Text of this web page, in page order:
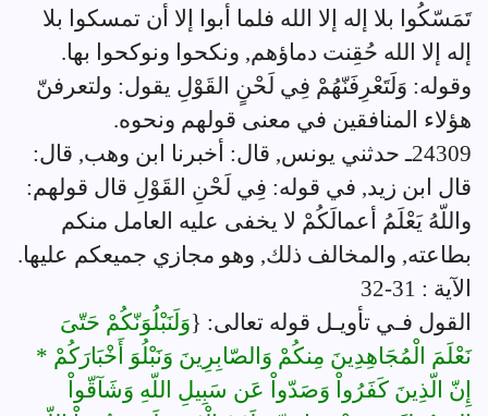
تَمَسّكُوا بلا إله إلا الله فلما أبوا إلا أن تمسكوا بلا
إله إلا الله حُقِنت دماؤهم, ونكحوا ونوكحوا بها.
وقوله: وَلَتَعْرِفَنّهُمْ فِي لَحْنٍ القَوْلِ يقول: ولتعرفنّ
هؤلاء المنافقين في معنى قولهم ونحوه.
24309ـ حدثني يونس, قال: أخبرنا ابن وهب, قال:
قال ابن زيد, في قوله: فِي لَحْنِ القَوْلِ قال قولهم:
واللّهُ يَعْلَمُ أعمالَكُمْ لا يخفى عليه العامل منكم
بطاعته, والمخالف ذلك, وهو مجازي جميعكم عليها.
الآية : 31-32
القول فـي تأويـل قوله تعالى: {وَلَنَبْلُوَنّكُمْ حَتّىَ
نَعْلَمَ الْمُجَاهِدِينَ مِنكُمْ وَالصّابِرِينَ وَنَبْلُوَ أَخْبَارَكُمْ *
إِنّ الّذِينَ كَفَرُواْ وَصَدّواْ عَن سَبِيلِ اللّهِ وَشَآقّواْ